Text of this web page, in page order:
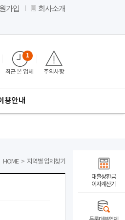
가입 회사소개
최근 본 업체
1
주의사항
용안내
HOME > 지역별 업체찾기
대출상환금
이자계산기